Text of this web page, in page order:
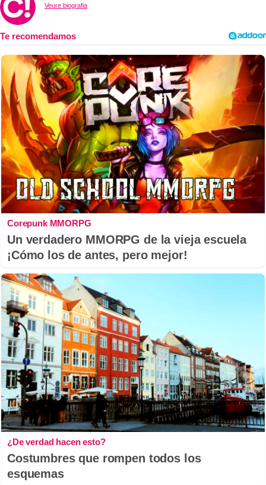
Veure biografia
Corepunk MMORPG
Un verdadero MMORPG de la vieja escuela
¡Cómo los de antes, pero mejor!
¿De verdad hacen esto?
Costumbres que rompen todos los
esquemas